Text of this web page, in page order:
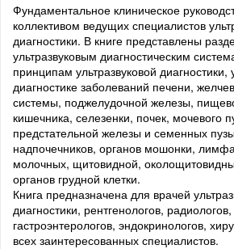
Фундаментальное клиническое
коллективом ведущих специалистов
диагностики. В книге представлены
ультразвуковым диагностическим
принципам ультразвуковой диагностики,
диагностике заболеваний печени,
системы, поджелудочной железы,
кишечника, селезенки, почек, мочевого
предстательной железы и семенных
надпочечников, органов мошонки,
молочных, щитовидной,
органов грудной клетки.
Книга предназначена для врачей
диагностики, рентгенологов,
гастроэнтерологов, эндокринологов,
всех заинтересованных специалистов.